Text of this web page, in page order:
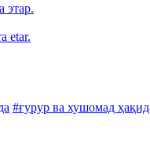
этар.
etar.
#ғурур ва хушомад